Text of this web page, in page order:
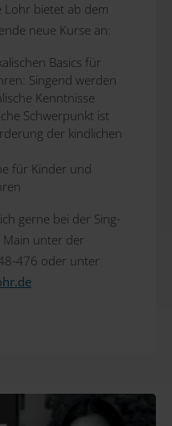
Lohr bietet ab dem
neue Kurse an:
Basics für
Singend werden
Kenntnisse
Schwerpunkt ist
der kindlichen
für Kinder und
gerne bei der Sing-
unter der
476 oder unter